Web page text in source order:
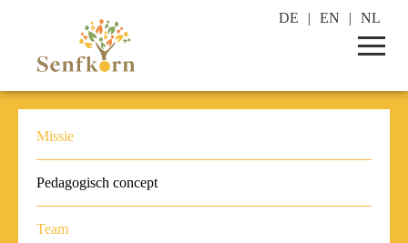
DE EN NL
Missie
Pedagogisch concept
Team